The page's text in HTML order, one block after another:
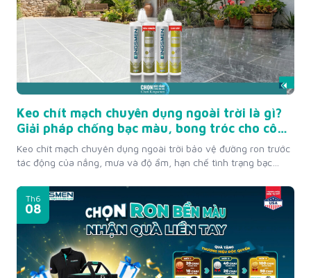
Keo chít mạch chuyên dụng ngoài trời là gì?
Giải pháp chống bạc màu, bong tróc cho công
trình ngoài trời
Keo chít mạch chuyên dụng ngoài trời bảo vệ đường ron trước
tác động của nắng, mưa và độ ẩm, hạn chế tình trạng bạc
tin cần biết để lựa chọn giải pháp phù hợp cho công trình
ngoài trời. Keo chít mạch...
Th6
08